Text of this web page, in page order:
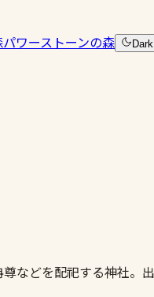
パワーストーンの森
Dark
などを配祀する神社